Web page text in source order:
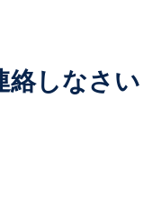
絡しなさい